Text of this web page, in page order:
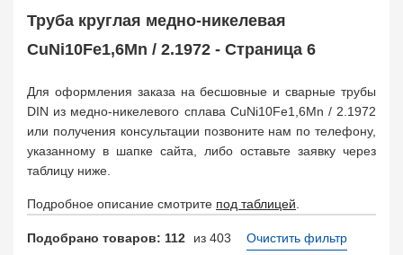
Труба круглая медно-никелевая
CuNi10Fe1,6Mn / 2.1972 - Страница 6
Для оформления заказа на бесшовные и сварные трубы
DIN из медно-никелевого сплава CuNi10Fe1,6Mn / 2.1972
или получения консультации позвоните нам по телефону,
указанному в шапке сайта, либо оставьте заявку через
таблицу ниже.
Подробное описание смотрите под таблицей
Подобрано товаров: 112 из 403 Очистить фильтр